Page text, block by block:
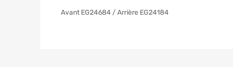
Avant EG24684 / Arrière EG24184